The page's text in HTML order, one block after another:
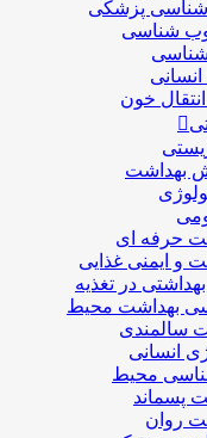
شناسی پزشکی
شناسی
انسانی
خون
بهداشت
حرفه ای
و ایمنی غذایی
در تغذیه
بهداشت محيط
سالمندی
انسانی
محیط
پسماند
روان